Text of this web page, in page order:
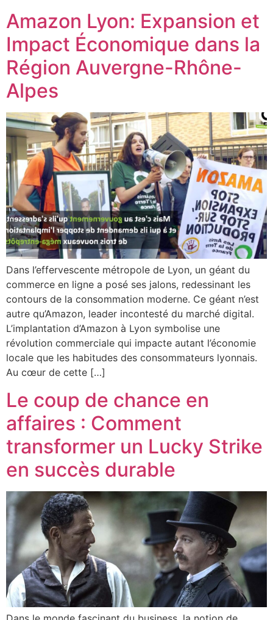
Amazon Lyon: Expansion et
Impact Économique dans la
Région Auvergne-Rhône-
Alpes
Dans l’effervescente métropole de Lyon, un géant du
commerce en ligne a posé ses jalons, redessinant les
contours de la consommation moderne. Ce géant n’est
autre qu’Amazon, leader incontesté du marché digital.
L’implantation d’Amazon à Lyon symbolise une
révolution commerciale qui impacte autant l’économie
locale que les habitudes des consommateurs lyonnais.
Au cœur de cette […]
Le coup de chance en
affaires : Comment
transformer un Lucky Strike
en succès durable